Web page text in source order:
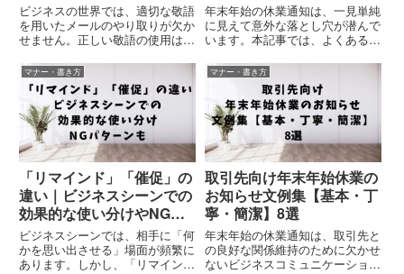
ビジネスの世界では、適切な敬語
を用いたメールのやり取りが欠か
せません。正しい敬語の使用は、
え、円滑なコミュニケーションを
促進します。本記事では、ビジネ
スメールにおける敬語の正しい使
用法について詳しく解説します。
こ...
年末年始の休業通知は、一見単純
に見えて意外な落とし穴が潜んで
います。本記事では、よくある失
チェックリスト、そして特殊な状
況での対応例を詳しく解説しま
す。具体的な文例については、取
引先向けは『取引先向け年末年始
休...
マナー・書き方
「リマインド」「催促」の
違い｜ビジネスシーンでの
効果的な使い分けやNGパ
ターンも
ビジネスシーンでは、相手に「何
かを思い出させる」場面が頻繁に
あります。しかし、「リマイン
マナー・書き方
取引先向け年末年始休業の
お知らせ文例集【基本・丁
寧・簡潔】8選
年末年始の休業通知は、取引先と
の良好な関係維持のために欠かせ
ないビジネスコミュニケーション